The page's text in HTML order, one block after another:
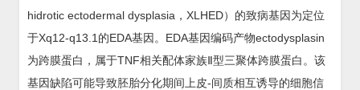
hidrotic ectodermal dysplasia，XLHED）的致病基因为定位
于Xq12-q13.1的EDA基因。EDA基因编码产物ectodysplasin
为跨膜蛋白，属于TNF相关配体家族Ⅱ型三聚体跨膜蛋白。该
基因缺陷可能导致胚胎分化期间上皮-间质相互诱导的细胞信